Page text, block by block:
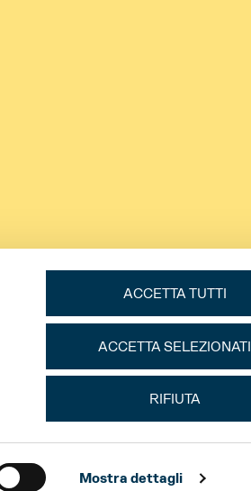
Mostra dettagli
ACCETTA TUTTI
ACCETTA SELEZIONATI
RIFIUTA